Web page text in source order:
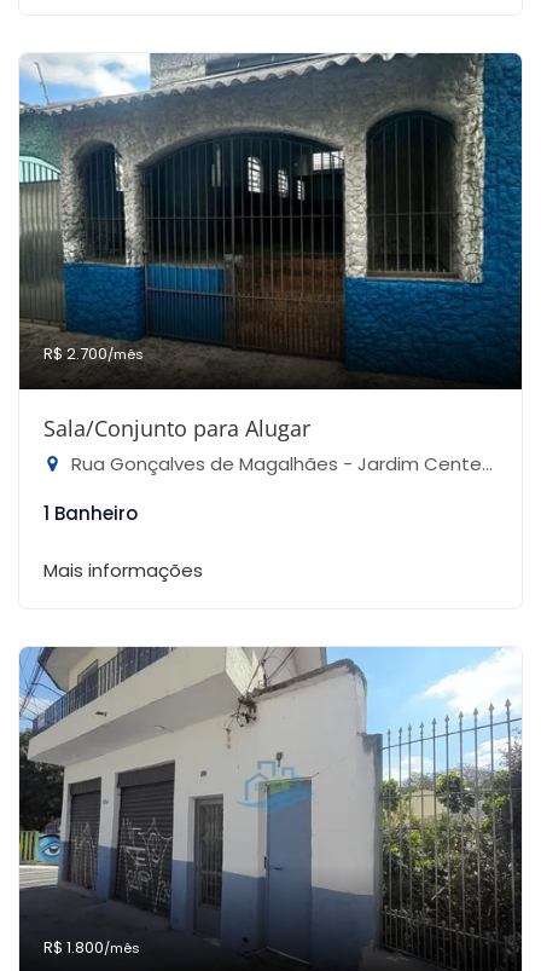
R$ 2.700/mês
Sala/Conjunto para Alugar
Rua Gonçalves de Magalhães - Jardim Centenário, São Paulo-SP
1 Banheiro
Mais informações
R$ 1.800/mês